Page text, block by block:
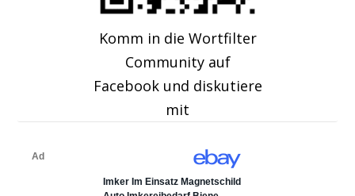
Komm in die Wortfilter
Community auf
Facebook und diskutiere
mit